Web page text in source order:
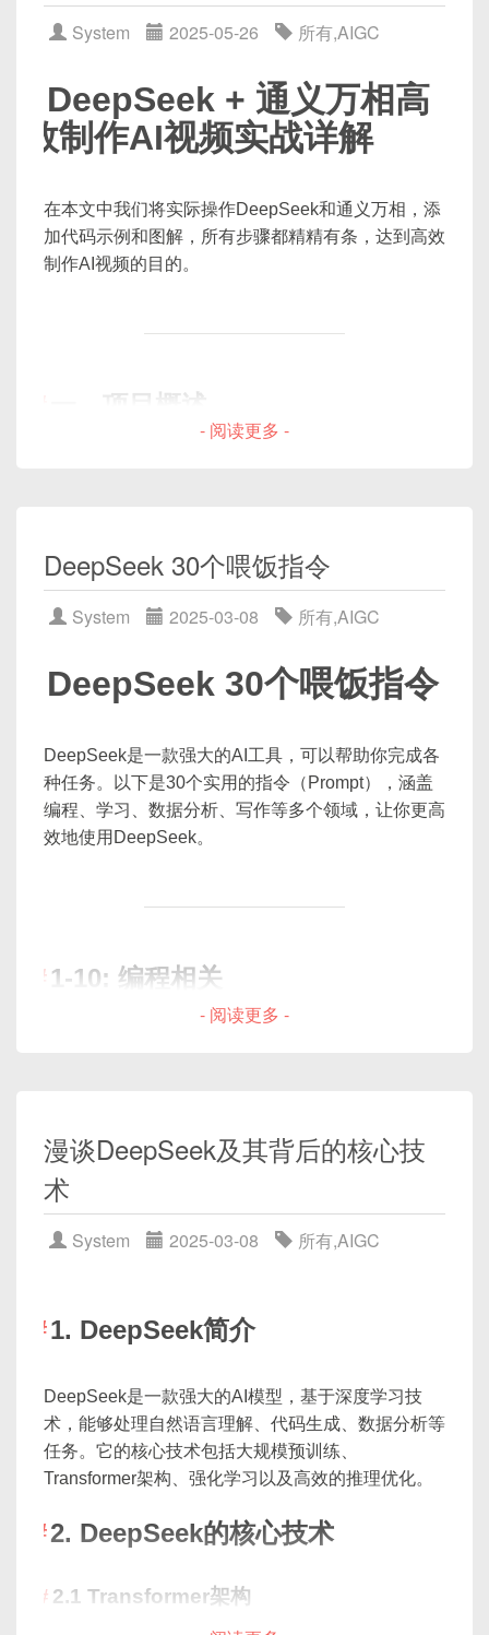
System 2025-05-26 所有,AIGC
DeepSeek + 通义万相高
效制作AI视频实战详解
在本文中我们将实际操作DeepSeek和通义万相，添
加代码示例和图解，所有步骤都精精有条，达到高效
制作AI视频的目的。
通义万相則是阶段性地将文本编成视频的元素组合
器，提供动画、辅助绘图、语音合成等能力。
我们将通过一个实战案例来说明如何使用这两者合
课程等脚本。我们以一段装修公司的推广脚本为例：
业、带有画面感。展示时长控制在5分钟内。
输出：
分场景描述
产品/服务特色
如果需要输出更精精的图文产出，可以提
示DeepSeek输出“图文组合脚本”样式
三、视频制作：使用通义万相
- 阅读更多 -
DeepSeek 30个喂饭指令
System 2025-03-08 所有,AIGC
DeepSeek 30个喂饭指令
DeepSeek是一款强大的AI工具，可以帮助你完成各
种任务。以下是30个实用的指令（Prompt），涵盖
编程、学习、数据分析、写作等多个领域，让你更高
效地使用DeepSeek。
1-10: 编程相关
请优化以下JavaScript代码，提高性能，并提供
优化前后的对比：
function sum(arr) {
}
return total;
}
2. 代码解释
- 阅读更多 -
漫谈DeepSeek及其背后的核心技
术
System 2025-03-08 所有,AIGC
1. DeepSeek简介
DeepSeek是一款强大的AI模型，基于深度学习技
术，能够处理自然语言理解、代码生成、数据分析等
任务。它的核心技术包括大规模预训练、
Transformer架构、强化学习以及高效的推理优化。
2. DeepSeek的核心技术
2.1 Transformer架构